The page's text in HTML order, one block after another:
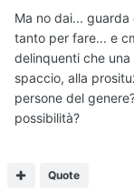
Ma no dai...
tanto per fare... e
delinquenti che
spaccio, alla
persone del
possibilità?
Quote